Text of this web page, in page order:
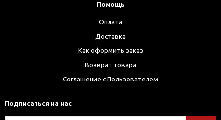
Помощь
Оплата
Доставка
Как оформить заказ
Возврат товара
Соглашение с Пользователем
Подписаться на нас